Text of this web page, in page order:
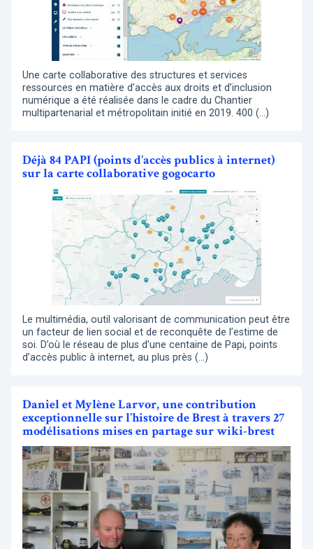
Une carte collaborative des structures et services
ressources en matière d’accès aux droits et d’inclusion
numérique a été réalisée dans le cadre du Chantier
multipartenarial et métropolitain initié en 2019. 400 (…)
Déjà 84 PAPI (points d’accès publics à internet)
sur la carte collaborative gogocarto
Le multimédia, outil valorisant de communication peut être
un facteur de lien social et de reconquête de l’estime de
soi. D’où le réseau de plus d’une centaine de Papi, points
d’accès public à internet, au plus près (…)
Daniel et Mylène Larvor, une contribution
exceptionnelle sur l’histoire de Brest à travers 27
modélisations mises en partage sur wiki-brest